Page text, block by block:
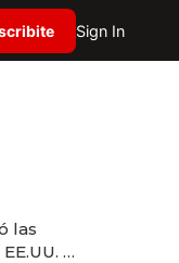
Sign In
las
y